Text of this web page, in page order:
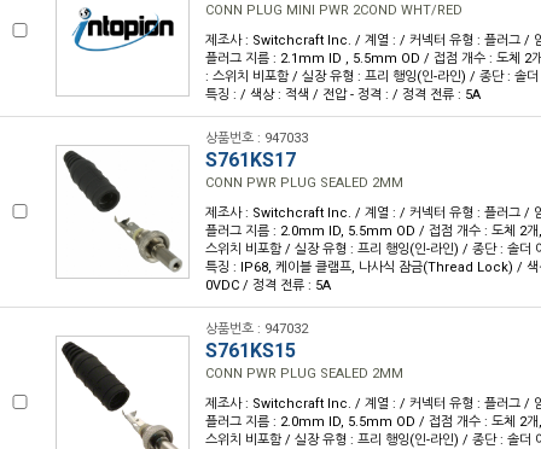
CONN PLUG MINI PWR 2COND WHT/RED
제조사 : Switchcraft Inc. / 계열 : / 커넥터 유형 : 플러그 /
플러그 지름 : 2.1mm ID , 5.5mm OD / 접점 개수 : 도체 2
: 스위치 비포함 / 실장 유형 : 프리 행잉(인-라인) / 종단 : 솔
특징 : / 색상 : 적색 / 전압 - 정격 : / 정격 전류 : 5A
상품번호 : 947033
S761KS17
CONN PWR PLUG SEALED 2MM
제조사 : Switchcraft Inc. / 계열 : / 커넥터 유형 : 플러그 /
플러그 지름 : 2.0mm ID, 5.5mm OD / 접점 개수 : 도체 2개
스위치 비포함 / 실장 유형 : 프리 행잉(인-라인) / 종단 : 솔더
특징 : IP68, 케이블 클램프, 나사식 잠금(Thread Lock) / 색
0VDC / 정격 전류 : 5A
상품번호 : 947032
S761KS15
CONN PWR PLUG SEALED 2MM
제조사 : Switchcraft Inc. / 계열 : / 커넥터 유형 : 플러그 /
플러그 지름 : 2.0mm ID, 5.5mm OD / 접점 개수 : 도체 2개
스위치 비포함 / 실장 유형 : 프리 행잉(인-라인) / 종단 : 솔더